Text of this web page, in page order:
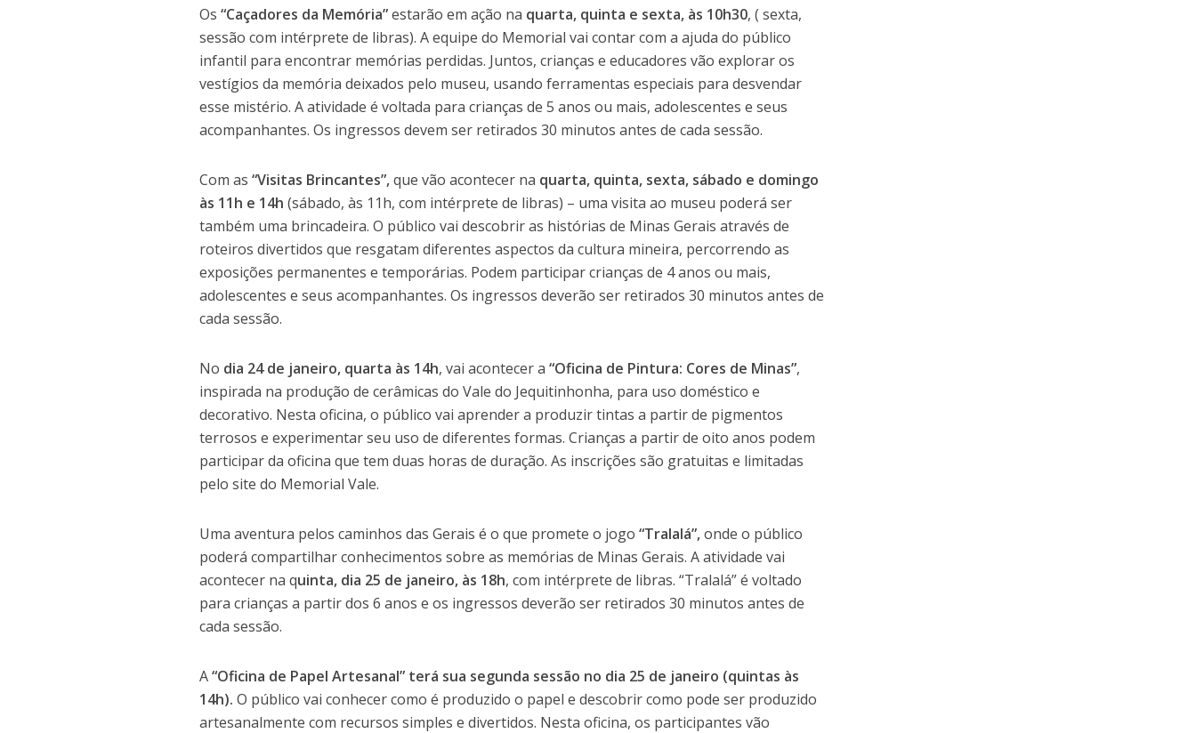
Os“Caçadores da Memória”estarão em ação na quarta, quinta e sexta, às 10h30, ( sexta,
sessão com intérprete de libras). A equipe do Memorial vai contar com a ajuda do público
infantil para encontrar memórias perdidas. Juntos, crianças e educadores vão explorar os
vestígios da memória deixados pelo museu, usando ferramentas especiais para desvendar
esse mistério. A atividade é voltada para crianças de 5 anos ou mais, adolescentes e seus
acompanhantes. Os ingressos devem ser retirados 30 minutos antes de cada sessão.
Com as“Visitas Brincantes”,que vão acontecer na quarta, quinta, sexta, sábado e domingo
às 11h e 14h (sábado, às 11h, com intérprete de libras) – uma visita ao museu poderá ser
também uma brincadeira. O público vai descobrir as histórias de Minas Gerais através de
roteiros divertidos que resgatam diferentes aspectos da cultura mineira, percorrendo as
exposições permanentes e temporárias. Podem participar crianças de 4 anos ou mais,
adolescentes e seus acompanhantes. Os ingressos deverão ser retirados 30 minutos antes de
cada sessão.
No dia 24 de janeiro, quarta às 14h, vai acontecer a“Oficina de Pintura: Cores de Minas”,
inspirada na produção de cerâmicas do Vale do Jequitinhonha, para uso doméstico e
decorativo. Nesta oficina, o público vai aprender a produzir tintas a partir de pigmentos
terrosos e experimentar seu uso de diferentes formas. Crianças a partir de oito anos podem
participar da oficina que tem duas horas de duração. As inscrições são gratuitas e limitadas
pelo site do Memorial Vale.
Uma aventura pelos caminhos das Gerais é o que promete o jogo “Tralalá”,onde o público
poderá compartilhar conhecimentos sobre as memórias de Minas Gerais. A atividade vai
acontecer na quinta, dia 25 de janeiro, às 18h, com intérprete de libras. “Tralalá” é voltado
para crianças a partir dos 6 anos e os ingressos deverão ser retirados 30 minutos antes de
cada sessão.
A“Oficina de Papel Artesanal” terá sua segunda sessão no dia 25 de janeiro (quintas às
14h).O público vai conhecer como é produzido o papel e descobrir como pode ser produzido
artesanalmente com recursos simples e divertidos. Nesta oficina, os participantes vão